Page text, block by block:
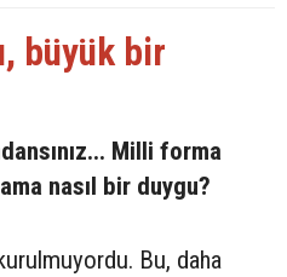
büyük bir
Milli forma
nasıl bir duygu?
Bu, daha